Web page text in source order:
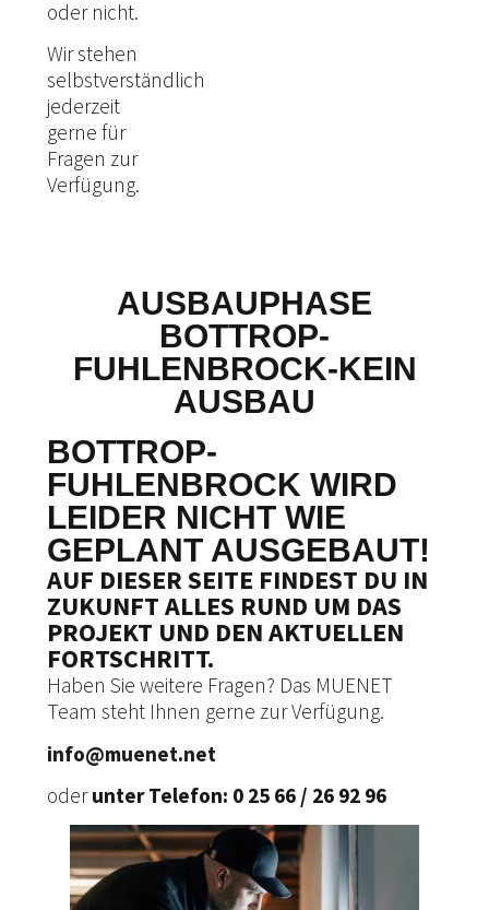
oder nicht.
Wir stehen
selbstverständlich
jederzeit
gerne für
Fragen zur
Verfügung.
AUSBAUPHASE
BOTTROP-
FUHLENBROCK-KEIN
AUSBAU
BOTTROP-
FUHLENBROCK WIRD
LEIDER NICHT WIE
GEPLANT AUSGEBAUT!
AUF DIESER SEITE FINDEST DU IN
ZUKUNFT ALLES RUND UM DAS
PROJEKT UND DEN AKTUELLEN
FORTSCHRITT.
Haben Sie weitere Fragen? Das MUENET
Team steht Ihnen gerne zur Verfügung.
info@muenet.net
oderunter Telefon: 0 25 66 / 26 92 96